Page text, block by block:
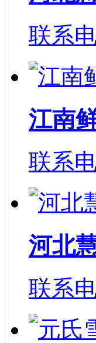
联系
江南
联系
河北
联系